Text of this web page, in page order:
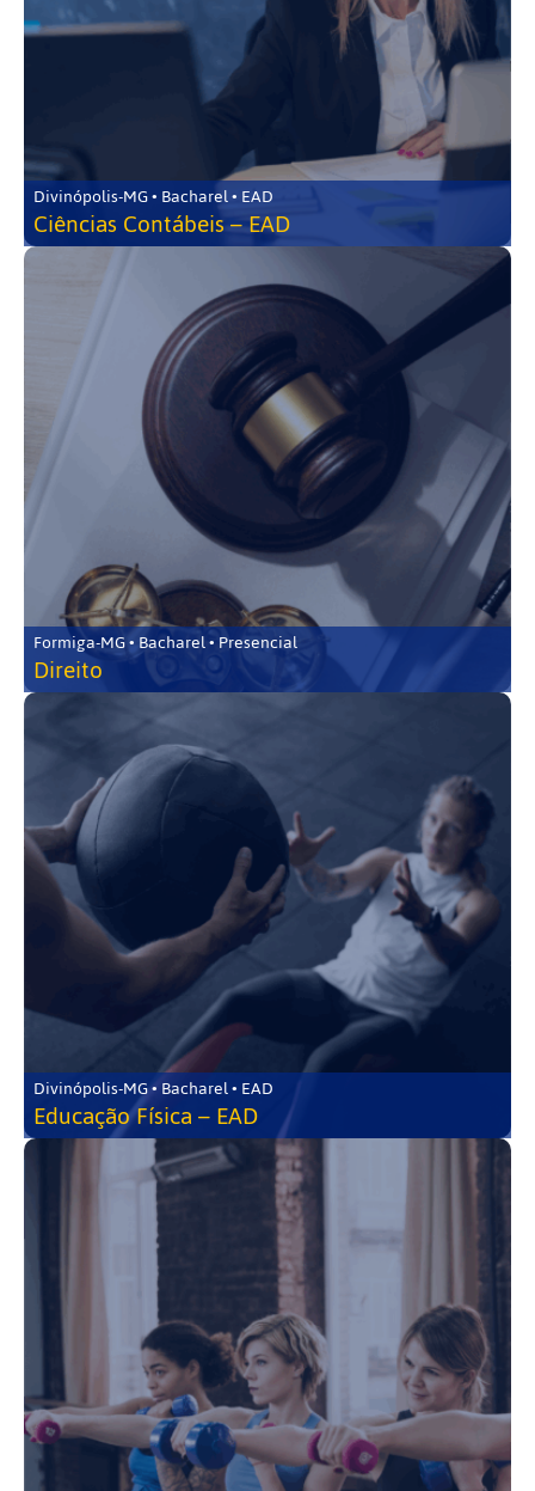
Divinópolis-MG • Bacharel • EAD
Ciências Contábeis – EAD
Formiga-MG • Bacharel • Presencial
Direito
Divinópolis-MG • Bacharel • EAD
Educação Física – EAD